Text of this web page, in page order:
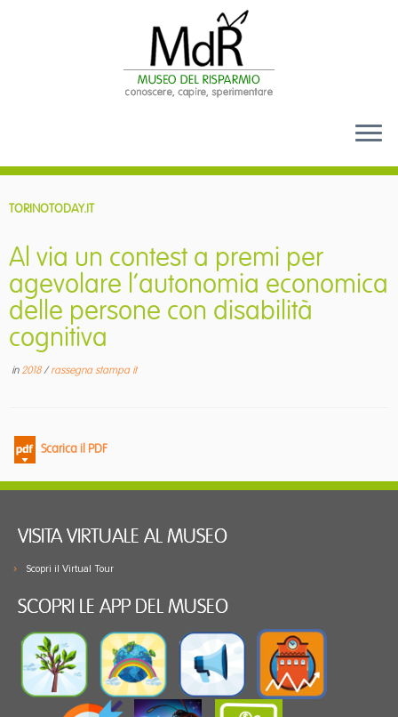
TORINOTODAY.IT
Al via un contest a premi per
agevolare l’autonomia economica
delle persone con disabilità
cognitiva
in 2018/rassegna stampa it
Scarica il PDF
VISITA VIRTUALE AL MUSEO
Scopri il Virtual Tour
SCOPRI LE APP DEL MUSEO